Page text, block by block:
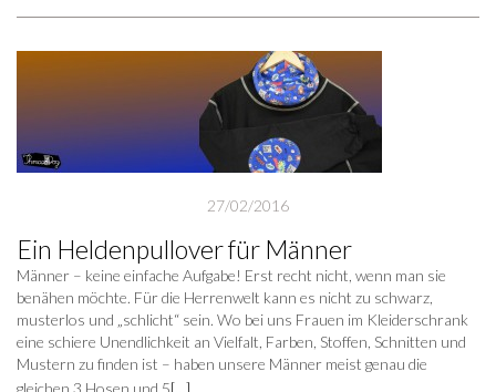
27/02/2016
Ein Heldenpullover für Männer
Männer – keine einfache Aufgabe! Erst recht nicht, wenn man sie
benähen möchte. Für die Herrenwelt kann es nicht zu schwarz,
musterlos und „schlicht“ sein. Wo bei uns Frauen im Kleiderschrank
eine schiere Unendlichkeit an Vielfalt, Farben, Stoffen, Schnitten und
Mustern zu finden ist – haben unsere Männer meist genau die
gleichen 3 Hosen und 5[…]